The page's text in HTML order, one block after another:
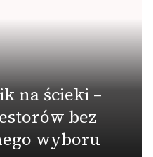
na ścieki –
bez
wyboru